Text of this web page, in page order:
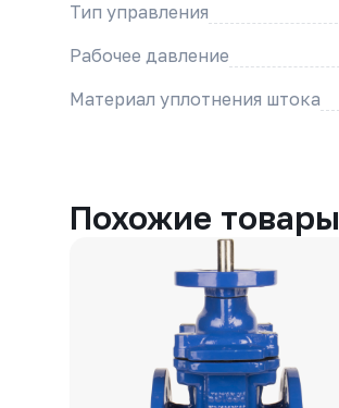
Тип управления
Рабочее давление
Материал уплотнения штока
Похожие товары